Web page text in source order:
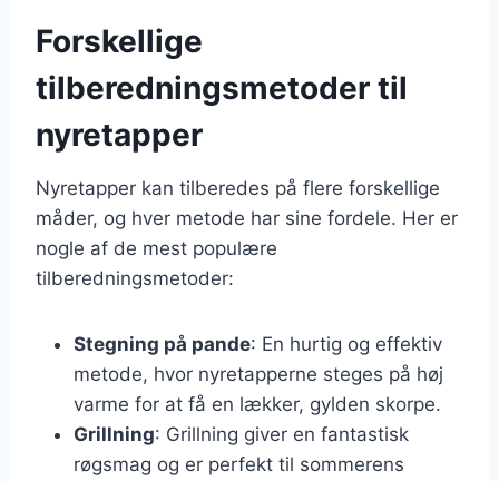
Forskellige
tilberedningsmetoder til
nyretapper
Nyretapper kan tilberedes på flere forskellige
måder, og hver metode har sine fordele. Her er
nogle af de mest populære
tilberedningsmetoder:
Stegning på pande: En hurtig og effektiv
metode, hvor nyretapperne steges på høj
varme for at få en lækker, gylden skorpe.
Grillning: Grillning giver en fantastisk
røgsmag og er perfekt til sommerens